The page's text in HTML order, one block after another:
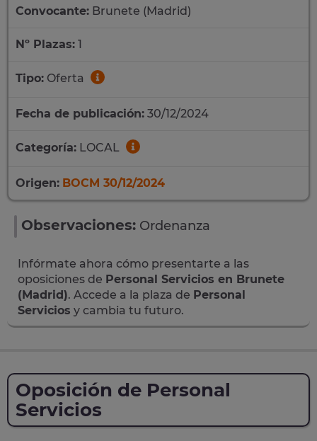
Convocante: Brunete (Madrid)
Nº Plazas: 1
Tipo: Oferta
Fecha de publicación: 30/12/2024
Categoría: LOCAL
Origen: BOCM 30/12/2024
Observaciones: Ordenanza
Infórmate ahora cómo presentarte a las
oposiciones de Personal Servicios en Brunete
(Madrid). Accede a la plaza de Personal
Servicios y cambia tu futuro.
Oposición de Personal
Servicios